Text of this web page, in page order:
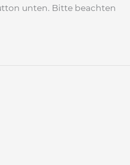
unten. Bitte beachten